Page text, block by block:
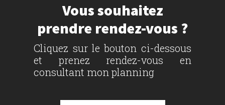
Vous souhaitez
prendre rendez-vous ?
Cliquez sur le bouton ci-dessous
et prenez rendez-vous en
consultant mon planning